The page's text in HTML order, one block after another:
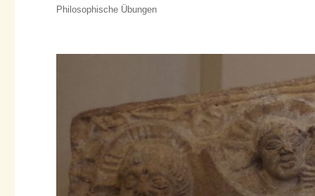
Philosophische Übungen